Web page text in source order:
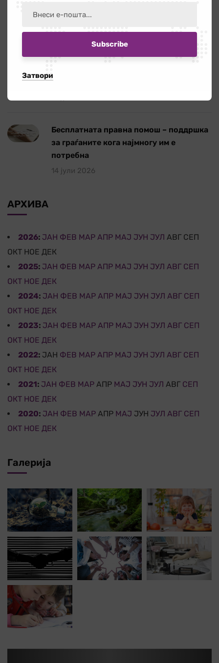
Работилница на тема „Болки во вратот
нозете”
Бесплатната правна помош – поддршка
за граѓаните кога најмногу им е
потребна
14 јули 2026
АРХИВА
2026: ЈАН ФЕВ МАР АПР МАЈ ЈУН ЈУЛ АВГ СЕП
ОКТ НОЕ ДЕК
2025: ЈАН ФЕВ МАР АПР МАЈ ЈУН ЈУЛ АВГ СЕП
ОКТ НОЕ ДЕК
2024: ЈАН ФЕВ МАР АПР МАЈ ЈУН ЈУЛ АВГ СЕП
ОКТ НОЕ ДЕК
2023: ЈАН ФЕВ МАР АПР МАЈ ЈУН ЈУЛ АВГ СЕП
ОКТ НОЕ ДЕК
2022: ЈАН ФЕВ МАР АПР МАЈ ЈУН ЈУЛ АВГ СЕП
ОКТ НОЕ ДЕК
2021: ЈАН ФЕВ МАР АПР МАЈ ЈУН ЈУЛ АВГ СЕП
ОКТ НОЕ ДЕК
2020: ЈАН ФЕВ МАР АПР МАЈ ЈУН ЈУЛ АВГ СЕП
ОКТ НОЕ ДЕК
Галерија
Затвори